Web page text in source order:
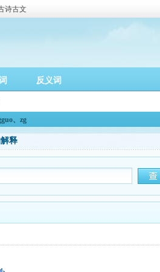
诗古文
反义词
、zg
释